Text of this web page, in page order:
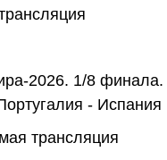
2026. 1/8 финала.
- Испания
трансляция